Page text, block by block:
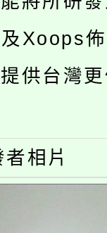
桃園電
動會8/
舉行。
享有免
收入戶
可洽有
科技中
科技
入校路
Xoops
供台灣
者相片